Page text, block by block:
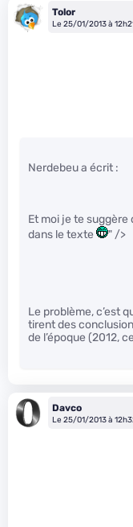
Tolor
Le 25/01/2013 à
Nerdebeu a écrit :
Et moi je te suggère
dans le texte
" />
Le problème, c’est
tirent des
de l’époque (2012,
Davco
Le 25/01/2013 à